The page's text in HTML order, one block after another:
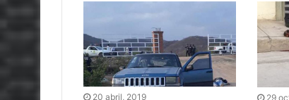
20 abril, 2019 29